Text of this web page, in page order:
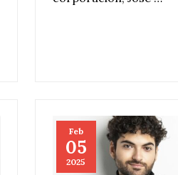
Feb
05
2025